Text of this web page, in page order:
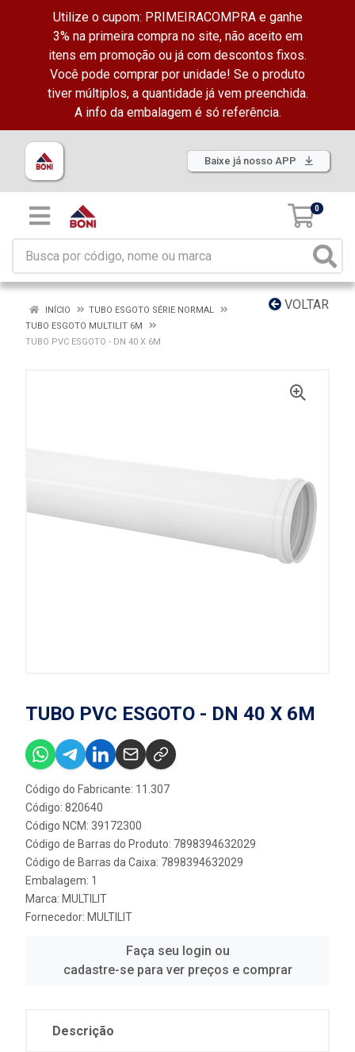
Utilize o cupom: PRIMEIRACOMPRA e ganhe
3% na primeira compra no site, não aceito em
itens em promoção ou já com descontos fixos.
Você pode comprar por unidade! Se o produto
tiver múltiplos, a quantidade já vem preenchida.
A info da embalagem é só referência.
Baixe já nosso APP
0
VOLTAR
INÍCIO
TUBO ESGOTO SÉRIE NORMAL
TUBO ESGOTO MULTILIT 6M
TUBO PVC ESGOTO - DN 40 X 6M
TUBO PVC ESGOTO - DN 40 X 6M
Código do Fabricante: 11.307
Código: 820640
Código NCM: 39172300
Código de Barras do Produto: 7898394632029
Código de Barras da Caixa: 7898394632029
Embalagem: 1
Marca: MULTILIT
Fornecedor: MULTILIT
Faça seu login ou
cadastre-se para ver preços e comprar
Descrição